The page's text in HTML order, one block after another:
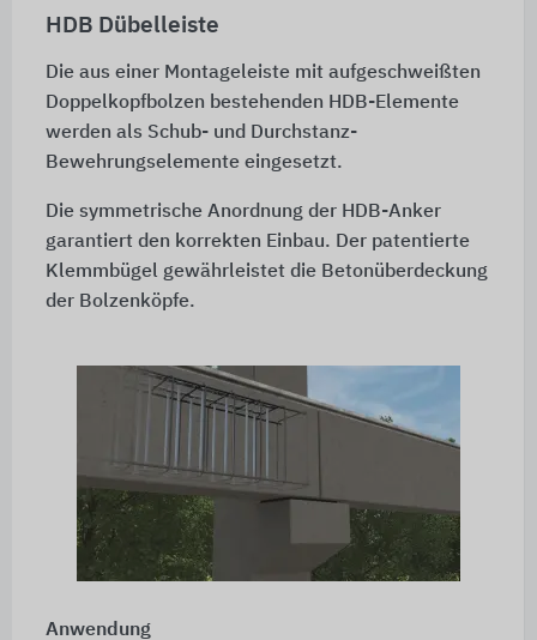
HDB Dübelleiste
Die aus einer Montageleiste mit aufgeschweißten
Doppelkopfbolzen bestehenden HDB-Elemente
werden als Schub- und Durchstanz-
Bewehrungselemente eingesetzt.
Die symmetrische Anordnung der HDB-Anker
garantiert den korrekten Einbau. Der patentierte
Klemmbügel gewährleistet die Betonüberdeckung
der Bolzenköpfe.
Anwendung